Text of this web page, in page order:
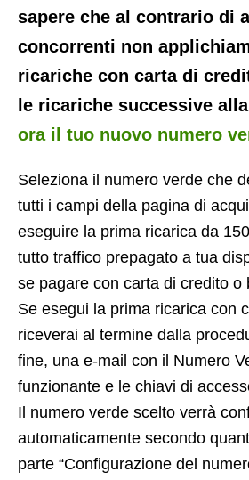
sapere che al contrario di
concorrenti non
ricariche con carta di
le ricariche successive
ora il tuo nuovo numero
Seleziona il numero verde che
tutti i campi della pagina di
eseguire la prima ricarica da
tutto traffico prepagato a tua
se pagare con carta di credito o
Se esegui la prima ricarica con
riceverai al termine dalla
fine, una e-mail con il Numero
funzionante e le chiavi di
Il numero verde scelto verrà
automaticamente secondo
parte “Configurazione del